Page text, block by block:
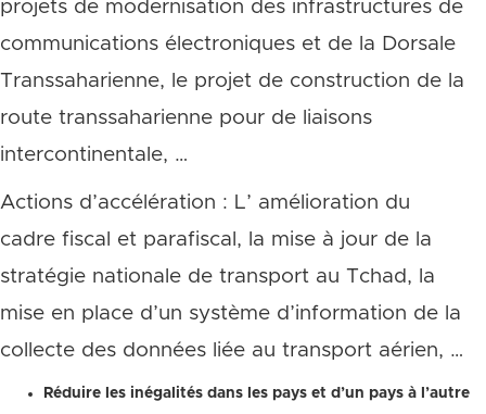
projets de modernisation des infrastructures de
communications électroniques et de la Dorsale
Transsaharienne, le projet de construction de la
route transsaharienne pour de liaisons
intercontinentale, …
Actions d’accélération : L’ amélioration du
cadre fiscal et parafiscal, la mise à jour de la
stratégie nationale de transport au Tchad, la
mise en place d’un système d’information de la
collecte des données liée au transport aérien, …
Réduire les inégalités dans les pays et d’un pays à l’autre